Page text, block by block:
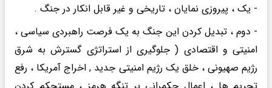
- یک ، پیروزی نمایان ، تاریخی و غیر قابل انکار در جنگ .
- دوم ، تبدیل کردن این جنگ به یک فرصت راهبردی سیاسی ،
امنیتی و اقتصادی ( جلوگیری از استراتژی گسترش به شرق
رژیم صهیونی ، خلق یک رژیم امنیتی جدید , اخراج آمریکا ، رفع